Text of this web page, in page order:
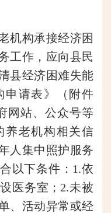
构承接经济困
工作，应向县民
县经济困难失能
申请表》（附件
网站、公众号等
养老机构相关信
人集中照护服务
以下条件：1.依
医务室；2.未被
、活动异常或经